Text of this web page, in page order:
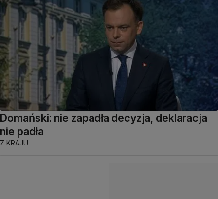
Domański: nie zapadła decyzja, deklaracja
nie padła
Z KRAJU